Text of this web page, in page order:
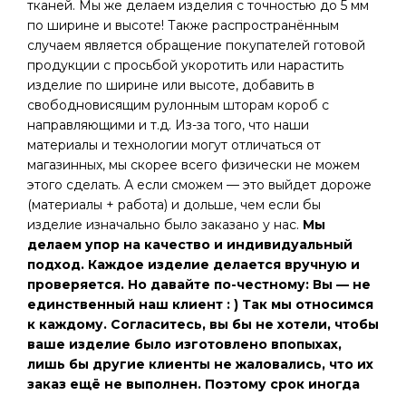
тканей. Мы же делаем изделия с точностью до 5 мм
по ширине и высоте! Также распространённым
случаем является обращение покупателей готовой
продукции с просьбой укоротить или нарастить
изделие по ширине или высоте, добавить в
свободновисящим рулонным шторам короб с
направляющими и т.д. Из-за того, что наши
материалы и технологии могут отличаться от
магазинных, мы скорее всего физически не можем
этого сделать. А если сможем — это выйдет дороже
(материалы + работа) и дольше, чем если бы
изделие изначально было заказано у нас. Мы
делаем упор на качество и индивидуальный
подход. Каждое изделие делается вручную и
проверяется. Но давайте по-честному: Вы — не
единственный наш клиент : ) Так мы относимся
к каждому. Согласитесь, вы бы не хотели, чтобы
ваше изделие было изготовлено впопыхах,
лишь бы другие клиенты не жаловались, что их
заказ ещё не выполнен. Поэтому срок иногда